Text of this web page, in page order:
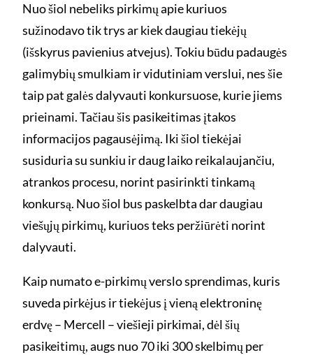
Nuo šiol nebeliks pirkimų apie kuriuos
sužinodavo tik trys ar kiek daugiau tiekėjų
(išskyrus pavienius atvejus). Tokiu būdu padaugės
galimybių smulkiam ir vidutiniam verslui, nes šie
taip pat galės dalyvauti konkursuose, kurie jiems
prieinami. Tačiau šis pasikeitimas įtakos
informacijos pagausėjimą. Iki šiol tiekėjai
susiduria su sunkiu ir daug laiko reikalaujančiu,
atrankos procesu, norint pasirinkti tinkamą
konkursą. Nuo šiol bus paskelbta dar daugiau
viešųjų pirkimų, kuriuos teks peržiūrėti norint
dalyvauti.
Kaip numato e-pirkimų verslo sprendimas, kuris
suveda pirkėjus ir tiekėjus į vieną elektroninę
erdvę – Mercell – viešieji pirkimai, dėl šių
pasikeitimų, augs nuo 70 iki 300 skelbimų per